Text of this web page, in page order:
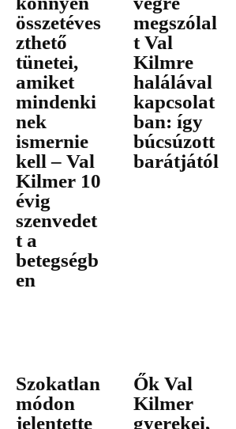
összetéves
zthető
tünetei,
amiket
mindenki
nek
ismernie
kell – Val
Kilmer 10
évig
szenvedet
t a
betegségb
en
megszólal
t Val
Kilmre
halálával
kapcsolat
ban: így
búcsúzott
barátjától
Szokatlan
módon
jelentette
Ők Val
Kilmer
gyerekei,